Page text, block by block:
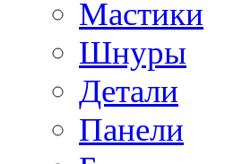
Мастики
Шнуры
Детали
Панели